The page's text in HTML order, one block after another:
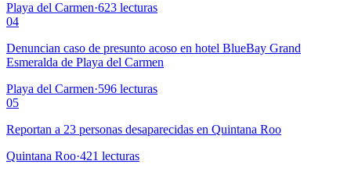
Playa del Carmen·623 lecturas
04
Denuncian caso de presunto acoso en hotel BlueBay Grand
Esmeralda de Playa del Carmen
Playa del Carmen·596 lecturas
05
Reportan a 23 personas desaparecidas en Quintana Roo
Quintana Roo·421 lecturas